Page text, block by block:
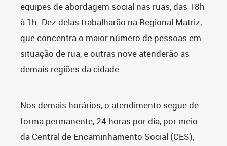
equipes de abordagem social nas ruas, das 18h
à 1h. Dez delas trabalharão na Regional Matriz,
que concentra o maior número de pessoas em
situação de rua, e outras nove atenderão as
demais regiões da cidade.
Nos demais horários, o atendimento segue de
forma permanente, 24 horas por dia, por meio
da Central de Encaminhamento Social (CES),